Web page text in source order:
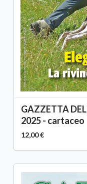
GAZZETTA
2025 - cartaceo
12,00 €